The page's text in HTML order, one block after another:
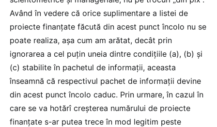
Având în vedere că orice suplimentare a listei de
proiecte finanțate făcută din acest punct încolo nu se
poate realiza, așa cum am arătat, decât prin
ignorarea a cel puțin uneia dintre condițiile (a), (b) și
(c) stabilite în pachetul de informații, aceasta
înseamnă că respectivul pachet de informații devine
din acest punct încolo caduc. Prin urmare, în cazul în
care se va hotărî creșterea numărului de proiecte
finanțate s-ar putea trece în mod legitim peste